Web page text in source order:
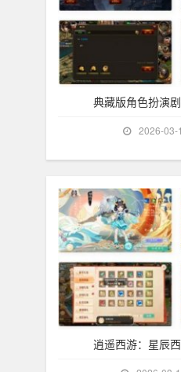
典藏版角色扮演
2026-03-
逍遥西游：星辰